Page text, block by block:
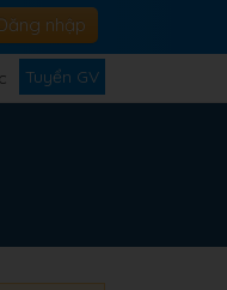
nhập
Tuyển GV